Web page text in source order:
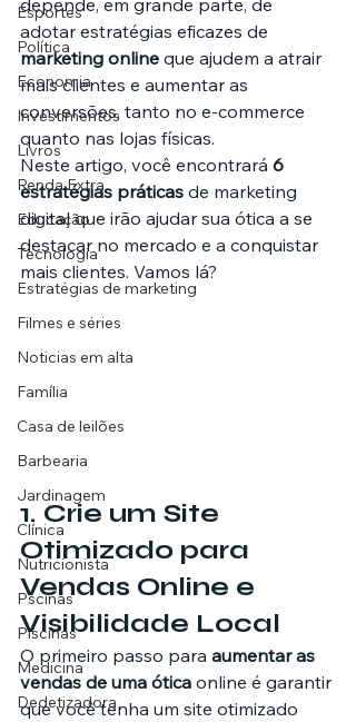
Esportes
Política
Economia
Investimentos
Livros
Renda Extra
Educação
Tecnologia
Estratégias de marketing
Filmes e séries
Noticias em alta
Família
Casa de leilões
Barbearia
Jardinagem
Clínica
Nutricionista
Pscinas
Piscinas
Medicina
Dedetizadora
depende, em grande parte, de
adotar estratégias eficazes de
marketing online que ajudem a atrair
mais clientes e aumentar as
conversões, tanto no e-commerce
quanto nas lojas físicas.
Neste artigo, você encontrará 6
estratégias práticas de marketing
digital que irão ajudar sua ótica a se
destacar no mercado e a conquistar
mais clientes. Vamos lá?
1. Crie um Site
Otimizado para
Vendas Online e
Visibilidade Local
O primeiro passo para aumentar as
vendas de uma ótica online é garantir
que você tenha um site otimizado